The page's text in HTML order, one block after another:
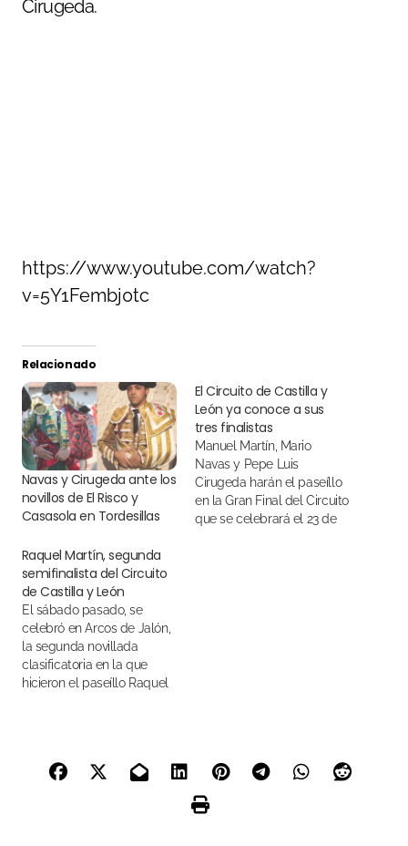
Cirugeda.
https://www.youtube.com/watch?
v=5Y1Fembj0tc
Relacionado
Navas y Cirugeda ante los
novillos de El Risco y
Casasola en Tordesillas
El Circuito de Castilla y
León ya conoce a sus
tres finalistas
Manuel Martín, Mario
Navas y Pepe Luis
Cirugeda harán el paseíllo
en la Gran Final del Circuito
que se celebrará el 23 de
Raquel Martín, segunda
semifinalista del Circuito
de Castilla y León
El sábado pasado, se
celebró en Arcos de Jalón,
la segunda novillada
clasificatoria en la que
hicieron el paseíllo Raquel